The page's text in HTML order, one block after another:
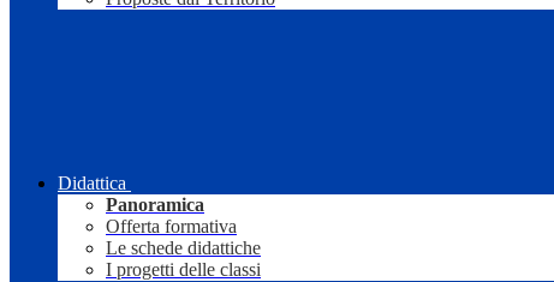
Didattica
Panoramica
Offerta formativa
Le schede didattiche
I progetti delle classi